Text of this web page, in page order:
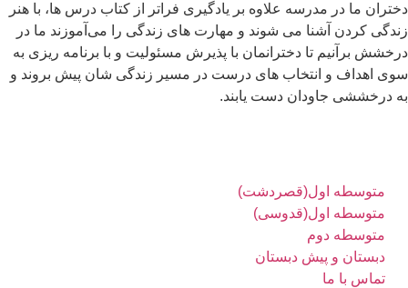
ما در مدرسه علاوه بر یادگیری فراتر از کتاب درس ها، با هنر
کردن آشنا می شوند و مهارت های زندگی را می‌آموزند ما در
برآنیم تا دخترانمان با پذیرش مسئولیت و با برنامه ریزی به
اهداف و انتخاب های درست در مسیر زندگی شان پیش بروند و
درخششی جاودان دست یابند.
متوسطه اول(قصردشت)
متوسطه اول(قدوسی)
متوسطه دوم
دبستان و پیش دبستان
تماس با ما